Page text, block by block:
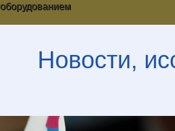
оборудованием
Новости,